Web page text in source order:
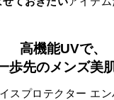
高機能UVで、
歩先のメンズ美
スプロテクター エ